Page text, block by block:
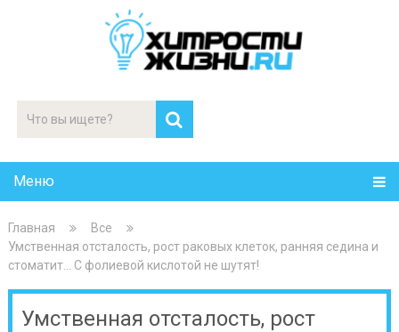
Меню
Главная
Все
Умственная отсталость, рост раковых клеток, ранняя седина и
стоматит… С фолиевой кислотой не шутят!
Умственная отсталость, рост